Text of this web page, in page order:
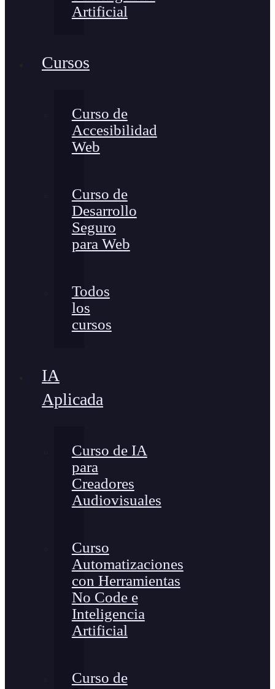
Artificial
Cursos
Curso de
Accesibilidad
Web
Curso de
Desarrollo
Seguro
para Web
Todos
los
cursos
IA
Aplicada
Curso de IA
para
Creadores
Audiovisuales
Curso
Automatizaciones
con Herramientas
No Code e
Inteligencia
Artificial
Curso de